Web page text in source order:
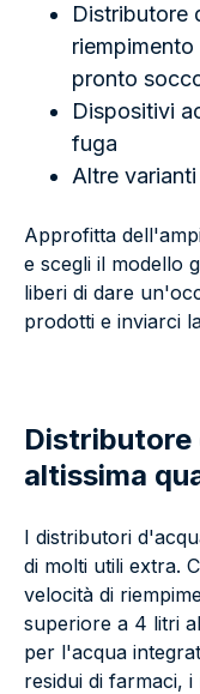
Distributore
pronto
Dispositivi
fuga
Altre varianti
Approfitta
e scegli il modello
liberi di dare
prodotti e inviarci
Distributore
altissima
I distributori
di molti utili extra.
velocità di
superiore a 4 litri
per l'acqua
residui di farmaci, i